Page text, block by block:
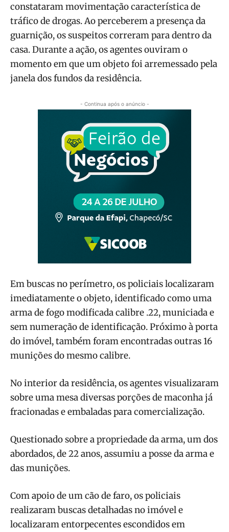
constataram movimentação característica de
tráfico de drogas. Ao perceberem a presença da
guarnição, os suspeitos correram para dentro da
casa. Durante a ação, os agentes ouviram o
momento em que um objeto foi arremessado pela
janela dos fundos da residência.
- Continua após o anúncio -
Em buscas no perímetro, os policiais localizaram
imediatamente o objeto, identificado como uma
arma de fogo modificada calibre .22, municiada e
sem numeração de identificação. Próximo à porta
do imóvel, também foram encontradas outras 16
munições do mesmo calibre.
No interior da residência, os agentes visualizaram
sobre uma mesa diversas porções de maconha já
fracionadas e embaladas para comercialização.
Questionado sobre a propriedade da arma, um dos
abordados, de 22 anos, assumiu a posse da arma e
das munições.
Com apoio de um cão de faro, os policiais
realizaram buscas detalhadas no imóvel e
localizaram entorpecentes escondidos em